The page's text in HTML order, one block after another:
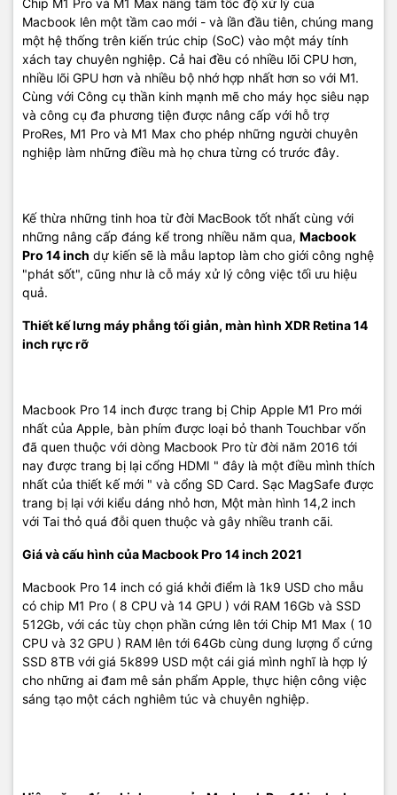
Chip M1 Pro và M1 Max nâng tầm tốc độ xử lý của
Macbook lên một tầm cao mới - và lần đầu tiên, chúng mang
một hệ thống trên kiến trúc chip (SoC) vào một máy tính
xách tay chuyên nghiệp. Cả hai đều có nhiều lõi CPU hơn,
nhiều lõi GPU hơn và nhiều bộ nhớ hợp nhất hơn so với M1.
Cùng với Công cụ thần kinh mạnh mẽ cho máy học siêu nạp
và công cụ đa phương tiện được nâng cấp với hỗ trợ
ProRes, M1 Pro và M1 Max cho phép những người chuyên
nghiệp làm những điều mà họ chưa từng có trước đây.
Kế thừa những tinh hoa từ đời MacBook tốt nhất cùng với
những nâng cấp đáng kể trong nhiều năm qua, Macbook
Pro 14 inch dự kiến sẽ là mẫu laptop làm cho giới công nghệ
"phát sốt", cũng như là cỗ máy xử lý công việc tối ưu hiệu
quả.
Thiết kế lưng máy phẳng tối giản, màn hình XDR Retina 14
inch rực rỡ
Macbook Pro 14 inch được trang bị Chip Apple M1 Pro mới
nhất của Apple, bàn phím được loại bỏ thanh Touchbar vốn
đã quen thuộc với dòng Macbook Pro từ đời năm 2016 tới
nay được trang bị lại cổng HDMI " đây là một điều mình thích
nhất của thiết kế mới " và cổng SD Card. Sạc MagSafe được
trang bị lại với kiểu dáng nhỏ hơn, Một màn hình 14,2 inch
với Tai thỏ quá đỗi quen thuộc và gây nhiều tranh cãi.
Giá và cấu hình của Macbook Pro 14 inch 2021
Macbook Pro 14 inch có giá khởi điểm là 1k9 USD cho mẫu
có chip M1 Pro ( 8 CPU và 14 GPU ) với RAM 16Gb và SSD
512Gb, với các tùy chọn phần cứng lên tới Chip M1 Max ( 10
CPU và 32 GPU ) RAM lên tới 64Gb cùng dung lượng ổ cứng
SSD 8TB với giá 5k899 USD một cái giá mình nghĩ là hợp lý
cho những ai đam mê sản phẩm Apple, thực hiện công việc
sáng tạo một cách nghiêm túc và chuyên nghiệp.
khả năng trải nghiệm giải trí và công việc. Sự quay lại của cổng
HDMI và SD Card là điều mình thích nhất, nếu sử dụng thường
xuyên cho trình chiếu qua các HUB chuyển thì các bạn sẽ nhận ra
là cái HUB của mình sẽ rất nóng và chất lượng truyền tải sẽ bị giảm
sút rất nhiều. Tóm cái váy lại, Mình sẽ mua nó.!
Cảm ơn các bạn đã tham khảo bài viết,
Mọi chi tiết các bạn có thể liên hệ :
Địa chỉ: 570 Nguyễn Đình Chiểu Phường 4 Quận 3 TP.HCM
Điện thoại:0922.19.79.79
Email:macbookshop24h@gmail.com
Thời gian làm việc: 8h30 - 19h00 ( Chủ Nhật làm việc từ 9h30 -
18h )